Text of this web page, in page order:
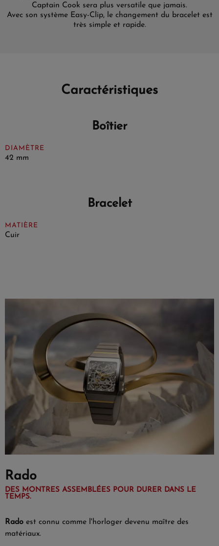
Captain Cook sera plus versatile que jamais.
Avec son système Easy-Clip, le changement du bracelet est
très simple et rapide.
Caractéristiques
Boîtier
DIAMÈTRE
42 mm
Bracelet
MATIÈRE
Cuir
Rado
DES MONTRES ASSEMBLÉES POUR DURER DANS LE
TEMPS.
Rado est connu comme l'horloger devenu maître des
matériaux.